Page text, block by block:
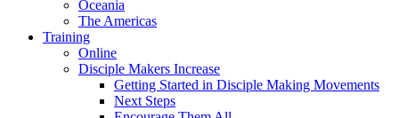
Oceania
The Americas
Training
Online
Disciple Makers Increase
Getting Started in Disciple Making Movements
Next Steps